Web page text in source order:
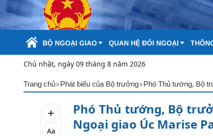
Skip to Main Content
BỘ NGOẠI GIAO QUAN HỆ ĐỐI NGOẠI
Chủ nhật, ngày 09 tháng 8 năm 2026
Trang chủ>Phát biểu của Bộ trưởng>Phó Thủ tướng, Bộ
Aa
Phó Thủ tướng, Bộ
Ngoại giao Úc Marise